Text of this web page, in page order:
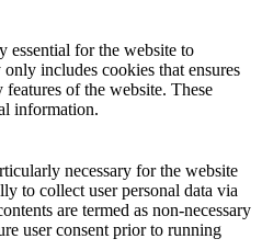
essential for the website to
includes cookies that ensures
of the website. These
information.
necessary for the website
to collect user personal data via
are termed as non-necessary
user consent prior to running